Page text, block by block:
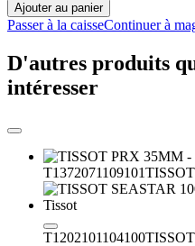
Ajouter au panier
Passer à la caisseContinuer à
D'autres produits
intéresser
T1372071109101
T1202101104100